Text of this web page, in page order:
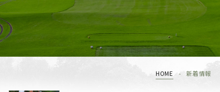
HOME 新着情報